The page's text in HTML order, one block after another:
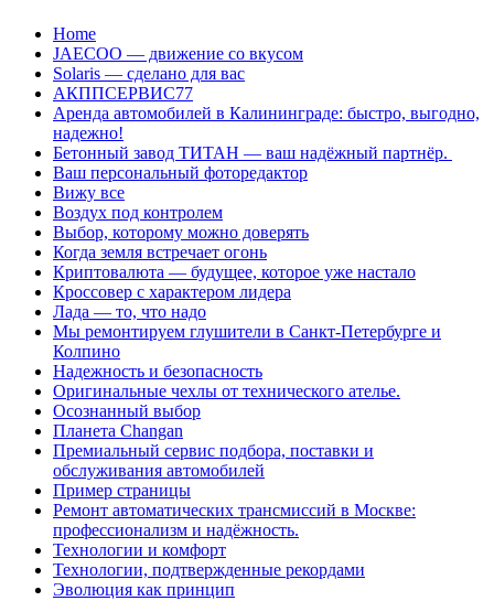
Перейти
содержанию
Home
JAECOO — движение со вкусом
Solaris — сделано для вас
АКППСЕРВИС77
Аренда автомобилей в Калининграде: быстро, выгодно,
надежно!
Бетонный завод ТИТАН — ваш надёжный партнёр.
Ваш персональный фоторедактор
Вижу все
Воздух под контролем
Выбор, которому можно доверять
Когда земля встречает огонь
Криптовалюта — будущее, которое уже настало
Кроссовер с характером лидера
Лада — то, что надо
Мы ремонтируем глушители в Санкт-Петербурге и
Колпино
Надежность и безопасность
Оригинальные чехлы от технического ателье.
Осознанный выбор
Планета Changan
Премиальный сервис подбора, поставки и
обслуживания автомобилей
Пример страницы
Ремонт автоматических трансмиссий в Москве:
профессионализм и надёжность.
Технологии и комфорт
Технологии, подтвержденные рекордами
Эволюция как принцип